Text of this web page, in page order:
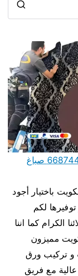
تركيب ورق جدران هندي الكويت 66874433 صباغ
باختيار أجود
لكم
الكرام كما اننا
مميزون
و تركيب ورق
مع فريق